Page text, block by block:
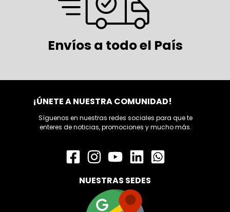
Envíos a todo el País
¡ÚNETE A NUESTRA COMUNIDAD!
Síguenos en nuestras redes sociales para que te
enteres de noticias, promociones y mucho más.
NUESTRAS SEDES